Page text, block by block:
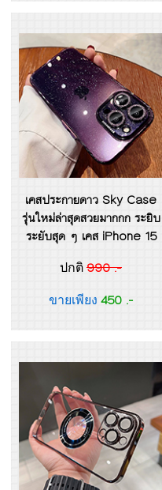
เคสประกายดาว Sky Case
รุ่นใหม่ล่าสุดสวยมากกก ระยิบ
ระยับสุด ๆ เคส iPhone 15
ปกติ 990 .-
ขายเพียง 450 .-